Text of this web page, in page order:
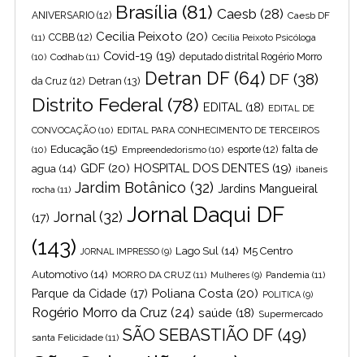
ANIVERSARIO (12) Brasília (81) Caesb (28) Caesb DF
(11) CCBB (12) Cecilia Peixoto (20) Cecília Peixoto Psicóloga
(10) Codhab (11) Covid-19 (19) deputado distrital Rogério Morro
da Cruz (12) Detran (13) Detran DF(64) DF (38)
Distrito Federal(78) EDITAL (18) EDITAL DE
CONVOCAÇÃO (10) EDITAL PARA CONHECIMENTO DE TERCEIROS
(10) Educação (15) Empreendedorismo (10) esporte (12) falta de
agua (14) GDF (20) HOSPITAL DOS DENTES (19) ibaneis
rocha (11) Jardim Botânico (32) Jardins Mangueiral
(17) Jornal(32) Jornal Daqui DF
(143) JORNAL IMPRESSO (9) Lago Sul (14) M5 Centro
Automotivo (14) MORRO DA CRUZ (11) Mulheres (9) Pandemia (11)
Parque da Cidade (17) Poliana Costa (20) POLITICA (9)
Rogério Morro da Cruz (24) saúde (18) Supermercado
santa Felicidade (11) SÃO SEBASTIÃO DF (49)